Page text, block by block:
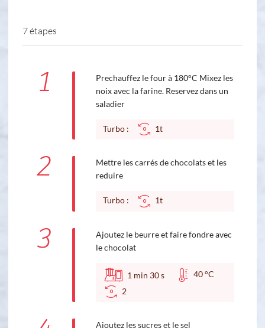
7 étapes
1
Prechauffez le four à 180°C Mixez les
noix avec la farine. Reservez dans un
saladier
Turbo : 1t
2
Mettre les carrés de chocolats et les
reduire
Turbo : 1t
3
Ajoutez le beurre et faire fondre avec
le chocolat
1 min 30s
40 °C
2
Ajoutez les sucres et le sel